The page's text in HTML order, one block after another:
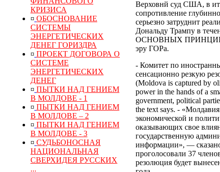
КРИЗИСА
¤ ОБОСНОВАНИЕ
СИСТЕМЫ
ЭНЕРГЕТИЧЕСКИХ
ДЕНЕГ ГОРИЗДРА
¤ ПРОЕКТ ДОГОВОРА О
СИСТЕМЕ
ЭНЕРГЕТИЧЕСКИХ
ДЕНЕГ
¤ ПЫТКИ НАД ГЕНИЕМ
В МОЛДОВЕ - 1
¤ ПЫТКИ НАД ГЕНИЕМ
В МОЛДОВЕ – 2
¤ ПЫТКИ НАД ГЕНИЕМ
В МОЛДОВЕ - 3
¤ СУДЬБОНОСНАЯ
НАЦИОНАЛЬНАЯ
СВЕРХИДЕЯ РУССКИХ
...
Верховнй суд США, в
сопротивление
серьезно затруднит
Дональду Трампу в
ОСНОВНЫХ
эру ГОРа.
- Комитет по
сенсационно резкую
(Moldova is captured by
power in the hands of a
government, political
the text says. -
экономической и
оказывающих свое
государственную
информации», —
проголосовали 37
резолюция будет